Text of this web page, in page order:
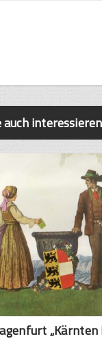
auch interessieren
„Kärnten